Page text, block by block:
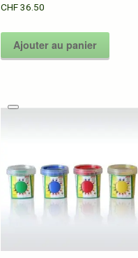
CHF36.50
Ajouter au panier